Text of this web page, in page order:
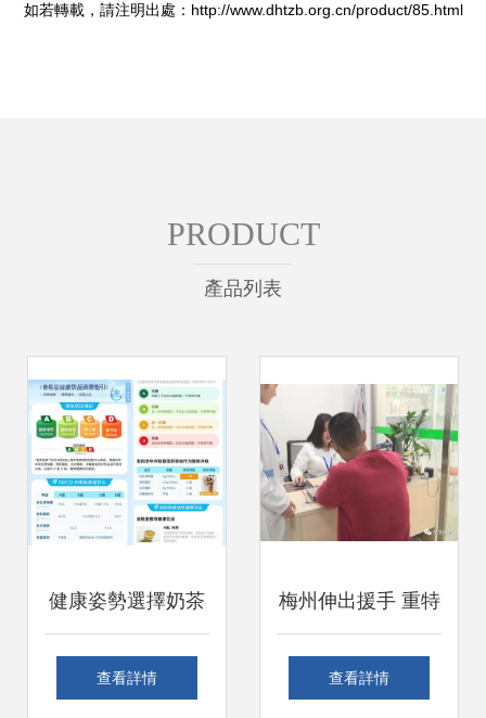
如若轉載，請注明出處：http://www.dhtzb.org.cn/product/85.html
PRODUCT
產品列表
健康姿勢選擇奶茶
餓了么首批飲品營
查看詳情
梅州伸出援手 重特
大疾病困難家庭可
查看詳情